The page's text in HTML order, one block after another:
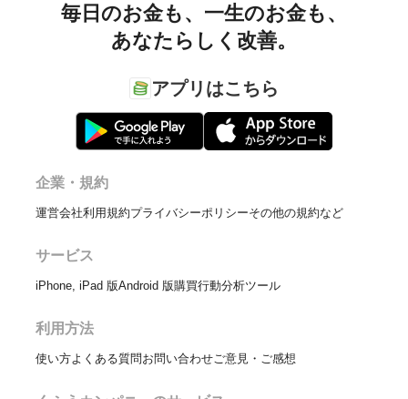
毎日のお金も、 一生のお金も、
あなたらしく改善。
アプリはこちら
企業・規約
運営会社利用規約プライバシーポリシーその他の規約など
サービス
iPhone, iPad 版Android 版購買行動分析ツール
利用方法
使い方よくある質問お問い合わせ ご意見・ご感想